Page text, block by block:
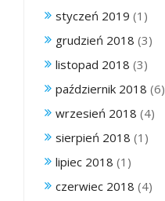
styczeń 2019 (1)
grudzień 2018 (3)
listopad 2018 (3)
październik 2018 (6)
wrzesień 2018 (4)
sierpień 2018 (1)
lipiec 2018 (1)
czerwiec 2018 (4)